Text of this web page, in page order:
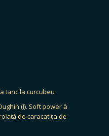
tanc la curcubeu
(I). Soft power à
de caracatița de